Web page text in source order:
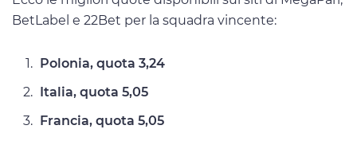
BetLabel e 22Bet per la squadra vincente:
Polonia, quota 3,24
Italia, quota 5,05
Francia, quota 5,05